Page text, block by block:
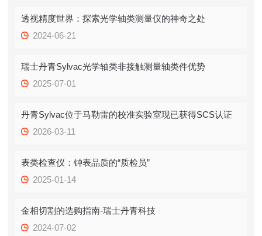
透视精度世界：探索光学轴类测量仪的神奇之处
2024-06-21
瑞士丹青Sylvac光学轴类非接触测量轴类件优势
2025-07-01
丹青Sylvac位于马勒雷的校准实验室现已获得SCS认证
2026-03-11
表类检查仪：钟表品质的“质检员”
2025-01-14
金相切割的选购指南-瑞士丹青科技
2024-07-02